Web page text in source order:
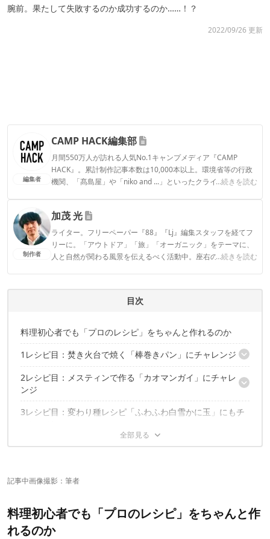
腕前。果たして失敗するのか成功するのか……！？
2022/09/26 更新
編集者
CAMP HACK編集部
月間550万人が訪れる人気No.1キャンプメディア『CAMP
HACK』。累計制作記事本数は10,000本以上。環境省等の行政
機関、「髙島屋」や「niko and ...」といったクライアントとの
...続きを読む
CAMP HACK編集部のプロフィール
制作者
加茂 光
ライター。フリーペーパー『88』『Lj』編集スタッフを経てフ
リーに。「アウトドア」「旅」「オーガニック」をテーマに、
人と自然が関わる風景を伝えるべく活動中。座右の銘は「ルー
...続きを読む
目次
料理初心者でも「プロのレシピ」をちゃんと作れるのか
1レシピ目：焚き火台で焼く「棒巻きパン」にチャレンジ
実際に試してみての反省点：木の棒を動かないようにする工夫が
必要
2レシピ目：メスティンで作る「カオマンガイ」にチャレ
ンジ
実際に試してみての反省点：ガスストーブはバーナーヘッドが大
3レシピ目：変わり種レシピ「ふわふわ白雪かに玉」にもチ
レシピ通りやればうまくいく！さすがプロのレシピ
記事中画像撮影：筆者
料理初心者でも「プロのレシピ」をちゃんと作
れるのか